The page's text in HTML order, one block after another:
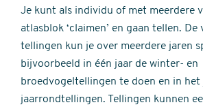
Je kunt als individu of met meerdere
atlasblok ‘claimen’ en gaan tellen. De
tellingen kun je over meerdere jaren
bijvoorbeeld in één jaar de winter- en
broedvogeltellingen te doen en in het
jaarrondtellingen. Tellingen kunnen